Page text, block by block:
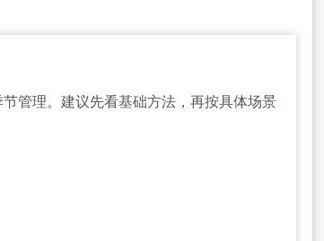
管理。建议先看基础方法，再按具体场景